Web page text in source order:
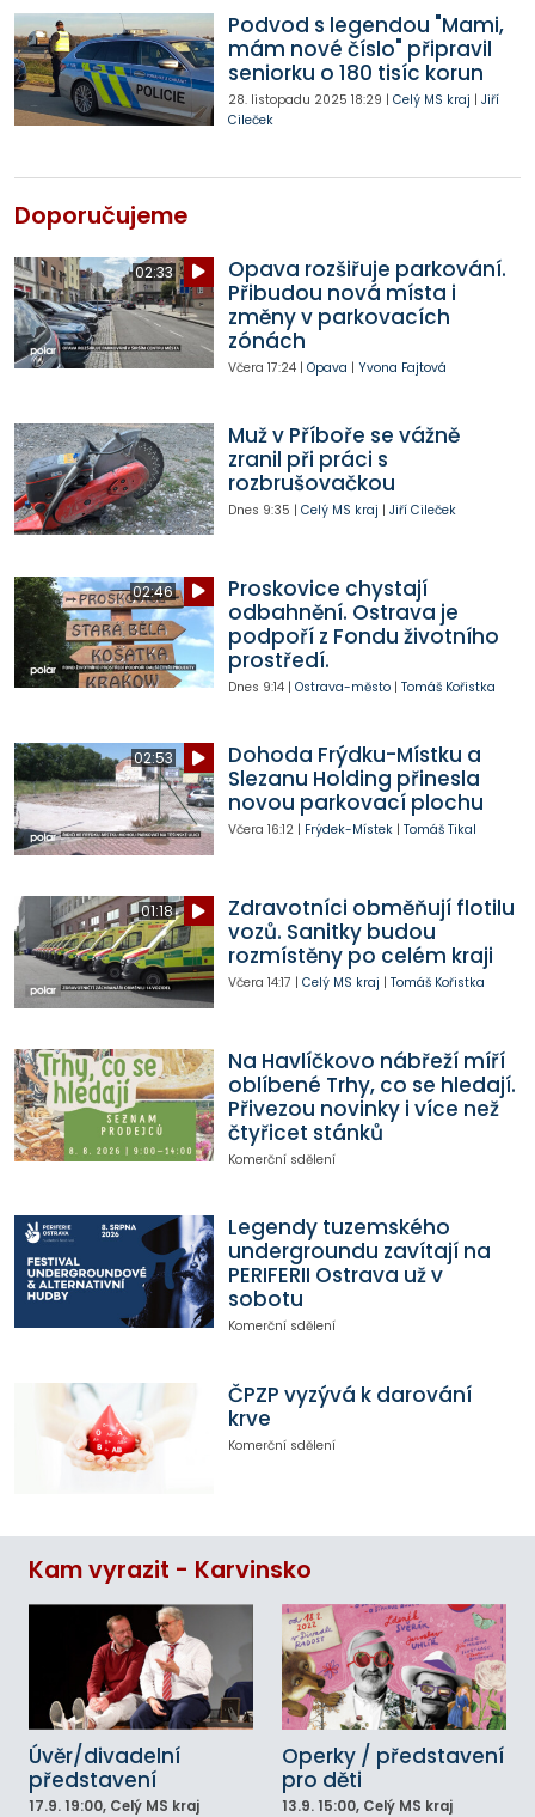
Podvod s legendou "Mami,
mám nové číslo" připravil
seniorku o 180 tisíc korun
28. listopadu 2025 18:29 | Celý MS kraj | Jiří
Cileček
Doporučujeme
02:33
Opava rozšiřuje parkování.
Přibudou nová místa i
změny v parkovacích
zónách
Včera 17:24| Opava | Yvona Fajtová
Muž v Příboře se vážně
zranil při práci s
rozbrušovačkou
Dnes 9:35 | Celý MS kraj | Jiří Cileček
02:46
Proskovice chystají
odbahnění. Ostrava je
podpoří z Fondu životního
prostředí.
Dnes 9:14| Ostrava-město| Tomáš Kořistka
02:53
Dohoda Frýdku-Místku a
Slezanu Holding přinesla
novou parkovací plochu
Včera 16:12| Frýdek-Místek| Tomáš Tikal
01:18
Zdravotníci obměňují flotilu
vozů. Sanitky budou
rozmístěny po celém kraji
Včera 14:17 | Celý MS kraj | Tomáš Kořistka
Na Havlíčkovo nábřeží míří
oblíbené Trhy, co se hledají.
Přivezou novinky i více než
čtyřicet stánků
Komerční sdělení
Legendy tuzemského
undergroundu zavítají na
PERIFERII Ostrava už v
sobotu
Komerční sdělení
ČPZP vyzývá k darování
krve
Komerční sdělení
Kam vyrazit - Karvinsko
Úvěr/divadelní
představení
17.9. 19:00, Celý MS kraj
Operky / představení
pro děti
13.9. 15:00, Celý MS kraj